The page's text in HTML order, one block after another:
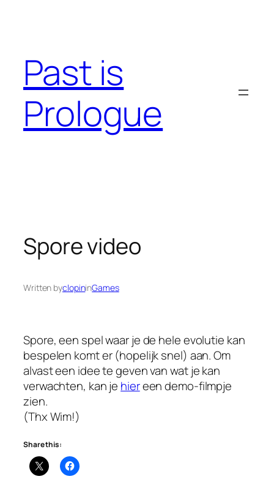
Past is
Prologue
Spore video
Written byclopininGames
Spore, een spel waar je de hele evolutie kan
bespelen komt er (hopelijk snel) aan. Om
alvast een idee te geven van wat je kan
verwachten, kan je hiereen demo-filmpje
zien.
(Thx Wim!)
Share this: